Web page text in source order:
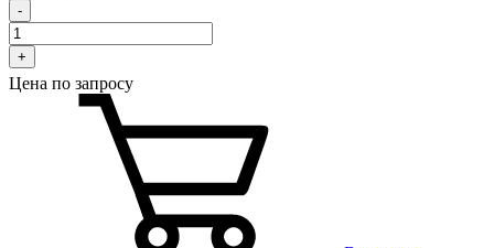
-
+
Цена по запросу